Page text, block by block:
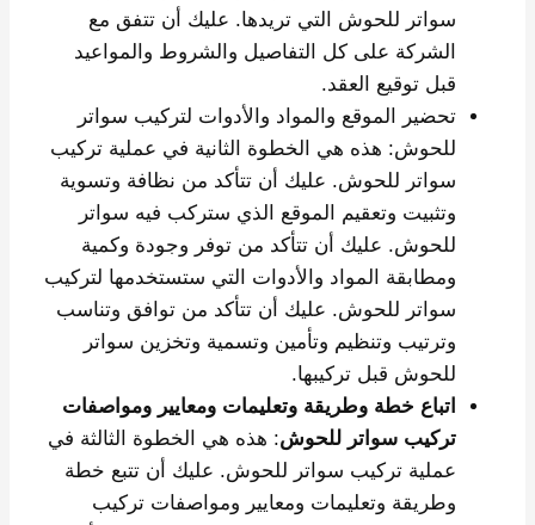
سواتر للحوش التي تريدها. عليك أن تتفق مع
الشركة على كل التفاصيل والشروط والمواعيد
قبل توقيع العقد.
تحضير الموقع والمواد والأدوات لتركيب سواتر
للحوش: هذه هي الخطوة الثانية في عملية تركيب
سواتر للحوش. عليك أن تتأكد من نظافة وتسوية
وتثبيت وتعقيم الموقع الذي ستركب فيه سواتر
للحوش. عليك أن تتأكد من توفر وجودة وكمية
ومطابقة المواد والأدوات التي ستستخدمها لتركيب
سواتر للحوش. عليك أن تتأكد من توافق وتناسب
وترتيب وتنظيم وتأمين وتسمية وتخزين سواتر
للحوش قبل تركيبها.
اتباع خطة وطريقة وتعليمات ومعايير ومواصفات
تركيب سواتر للحوش: هذه هي الخطوة الثالثة في
عملية تركيب سواتر للحوش. عليك أن تتبع خطة
وطريقة وتعليمات ومعايير ومواصفات تركيب